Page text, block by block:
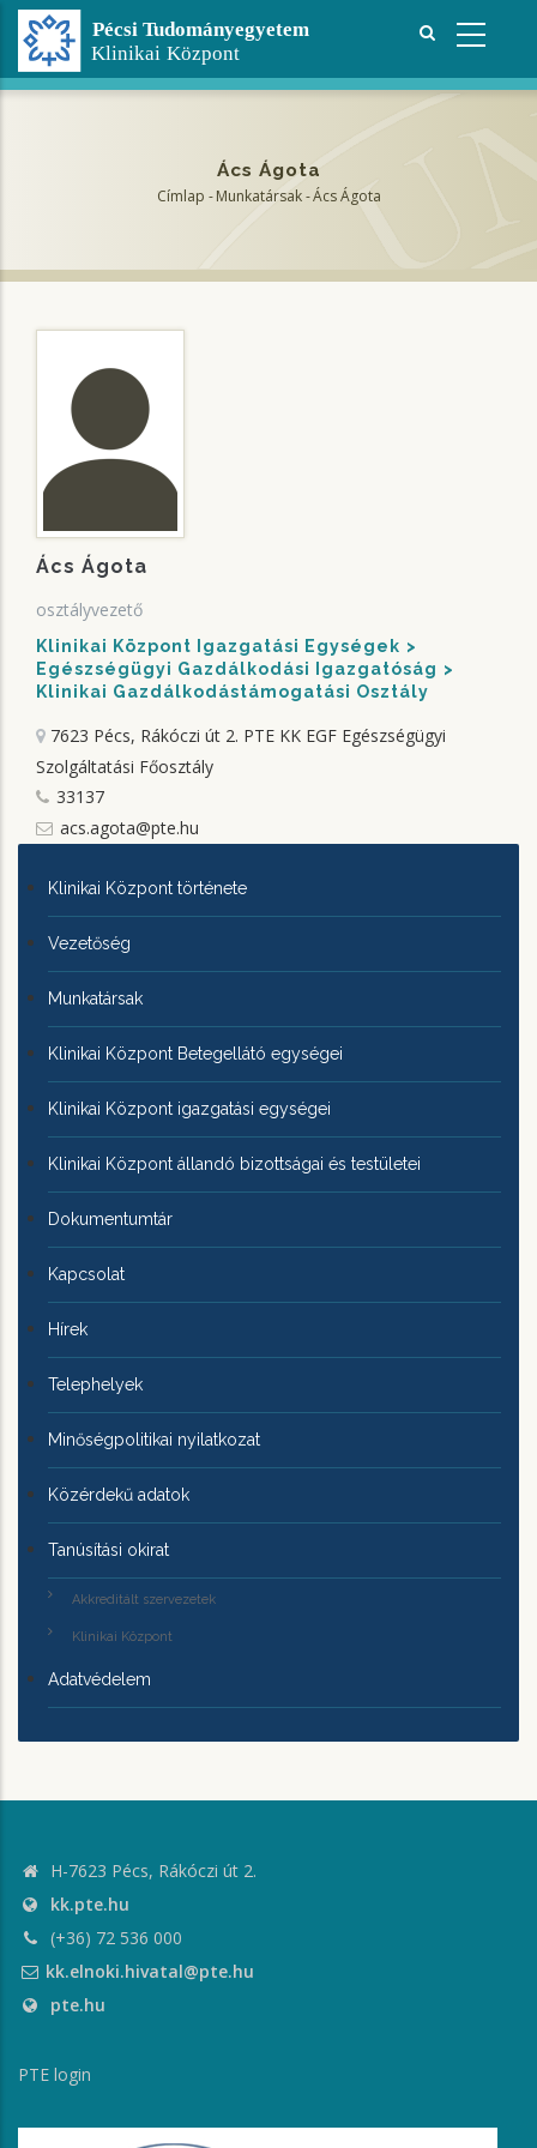
Ugrás
tartalomra
Ács Ágota
Címlap - Munkatársak -Ács Ágota
Ács Ágota
osztályvezető
Klinikai Központ Igazgatási Egységek
Egészségügyi Gazdálkodási Igazgatóság
Klinikai Gazdálkodástámogatási Osztály
7623 Pécs, Rákóczi út 2. PTE KK EGF Egészségügyi
Szolgáltatási Főosztály
33137
acs.agota@pte.hu
KLINIKAI
KÖZPONTRÓL
Klinikai Központ története
Vezetőség
Munkatársak
Klinikai Központ Betegellátó egységei
Klinikai Központ igazgatási egységei
Klinikai Központ állandó bizottságai és testületei
Dokumentumtár
Kapcsolat
Hírek
Telephelyek
Minőségpolitikai nyilatkozat
Közérdekű adatok
Tanúsítási okirat
Akkreditált szervezetek
Klinikai Központ
Adatvédelem
H-7623 Pécs, Rákóczi út 2.
kk.pte.hu
(+36) 72 536 000
kk.elnoki.hivatal@pte.hu
pte.hu
PTE login